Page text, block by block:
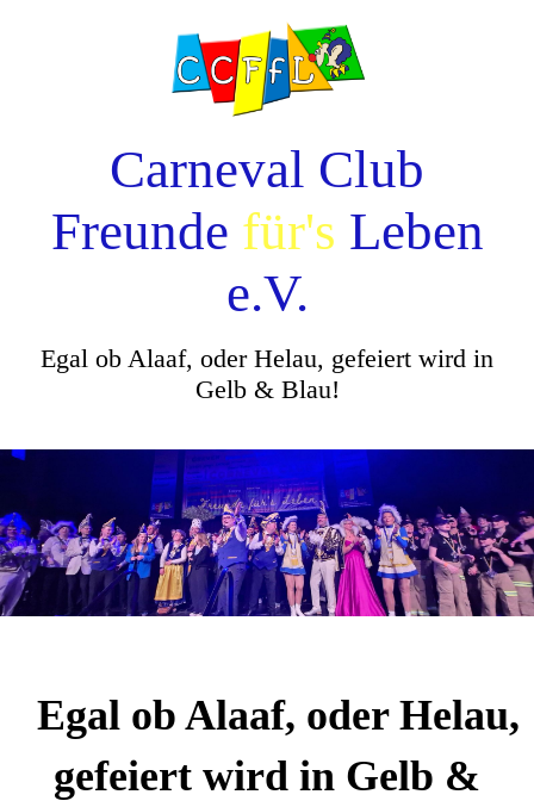
Carneval Club
Freunde für's Leben
e.V.
Egal ob Alaaf, oder Helau, gefeiert wird in
Gelb & Blau!
Egal ob Alaaf, oder Helau,
gefeiert wird in Gelb &